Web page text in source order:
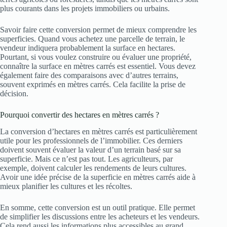
plus courants dans les projets immobiliers ou urbains.
Savoir faire cette conversion permet de mieux comprendre les
superficies. Quand vous achetez une parcelle de terrain, le
vendeur indiquera probablement la surface en hectares.
Pourtant, si vous voulez construire ou évaluer une propriété,
connaître la surface en mètres carrés est essentiel. Vous devez
également faire des comparaisons avec d’autres terrains,
souvent exprimés en mètres carrés. Cela facilite la prise de
décision.
Pourquoi convertir des hectares en mètres carrés ?
La conversion d’hectares en mètres carrés est particulièrement
utile pour les professionnels de l’immobilier. Ces derniers
doivent souvent évaluer la valeur d’un terrain basé sur sa
superficie. Mais ce n’est pas tout. Les agriculteurs, par
exemple, doivent calculer les rendements de leurs cultures.
Avoir une idée précise de la superficie en mètres carrés aide à
mieux planifier les cultures et les récoltes.
En somme, cette conversion est un outil pratique. Elle permet
de simplifier les discussions entre les acheteurs et les vendeurs.